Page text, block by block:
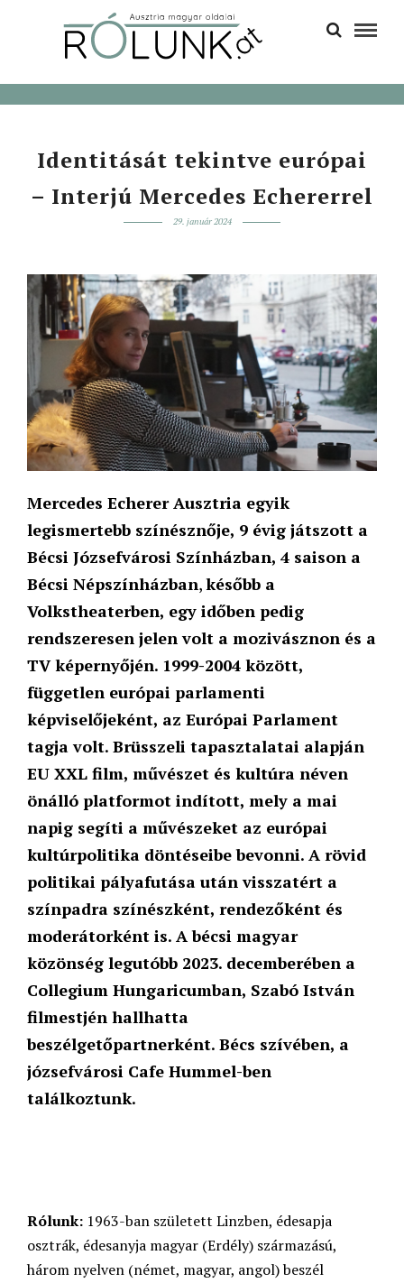
Identitását tekintve európai
– Interjú Mercedes Echererrel
29. január 2024
Mercedes Echerer Ausztria egyik
legismertebb színésznője, 9 évig játszott a
Bécsi Józsefvárosi Színházban, 4 saison a
Bécsi Népszínházban,később a
Volkstheaterben, egy időben pedig
rendszeresen jelen volt a mozivásznon és a
TV képernyőjén. 1999-2004 között,
független európai parlamenti
képviselőjeként, az Európai Parlament
tagja volt. Brüsszeli tapasztalatai alapján
EU XXL film, művészet és kultúra néven
önálló platformot indított, mely a mai
napig segíti a művészeket az európai
kultúrpolitika döntéseibe bevonni. A rövid
politikai pályafutása után visszatért a
színpadra színészként, rendezőként és
moderátorként is. A bécsi magyar
közönség legutóbb 2023. decemberében a
Collegium Hungaricumban, Szabó István
filmestjén hallhatta
beszélgetőpartnerként. Bécs szívében, a
józsefvárosi Cafe Hummel-ben
találkoztunk.
Rólunk: 1963-ban született Linzben, édesapja
osztrák, édesanyja magyar (Erdély) származású,
három nyelven (német, magyar, angol) beszél